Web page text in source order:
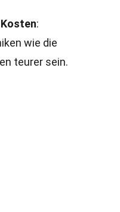
:
wie die
teurer sein.